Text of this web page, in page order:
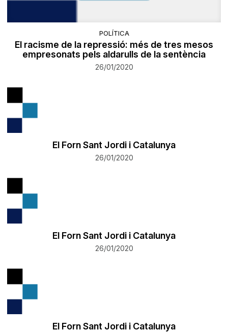
POLÍTICA
El racisme de la repressió: més de tres mesos
empresonats pels aldarulls de la sentència
26/01/2020
El Forn Sant Jordi i Catalunya
26/01/2020
El Forn Sant Jordi i Catalunya
26/01/2020
El Forn Sant Jordi i Catalunya